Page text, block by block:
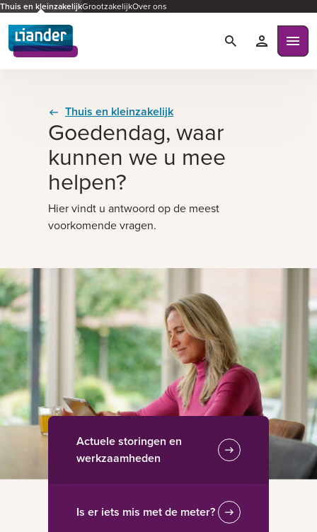
Thuis en kleinzakelijkGrootzakelijkOver ons
ZoekenMijn
Thuis en kleinzakelijk
Goedendag, waar
kunnen we u mee
helpen?
Hier vindt u antwoord op de meest
voorkomende vragen.
Actuele storingen en
werkzaamheden
Is er iets mis met de meter?